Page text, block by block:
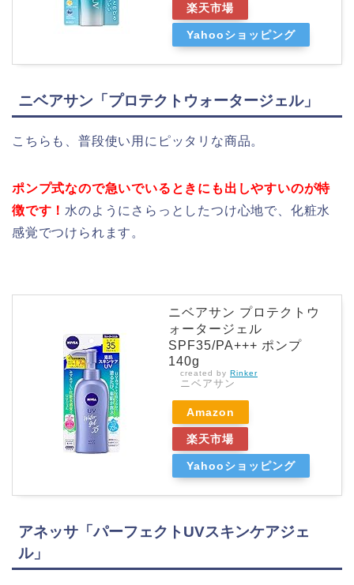
楽天市場
Yahooショッピング
ニベアサン「プロテクトウォータージェル」
こちらも、普段使い用にピッタリな商品。
ポンプ式なので急いでいるときにも出しやすいのが特
徴です！ 水のようにさらっとしたつけ心地で、化粧水
感覚でつけられます。
ニベアサン プロテクトウ
ォータージェル
SPF35/PA+++ ポンプ
140g
created by Rinker
ニベアサン
Amazon
楽天市場
Yahooショッピング
アネッサ「パーフェクトUVスキンケアジェ
ル」